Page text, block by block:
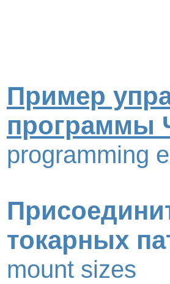
Пример
программы
programming
токарных
mount sizes